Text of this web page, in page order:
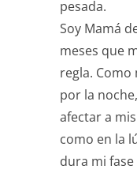
pesada.
Soy Mamá
meses que
regla.
por la
afectar a
como en la
dura mi